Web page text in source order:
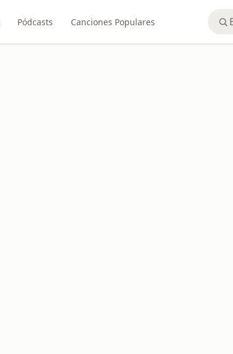
Pódcasts Canciones Populares